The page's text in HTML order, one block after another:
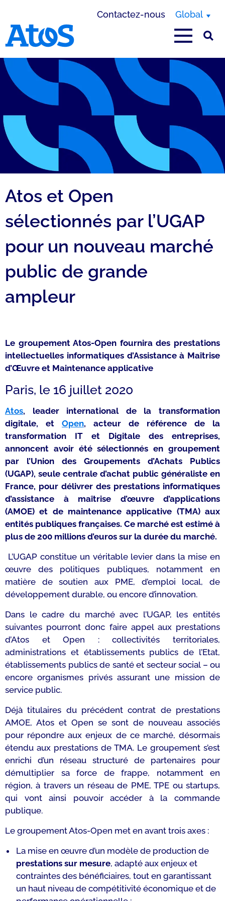
Contactez-nous Global
Atos et Open
sélectionnés par l’UGAP
pour un nouveau marché
public de grande
ampleur
Le groupement Atos-Open fournira des prestations
intellectuelles informatiques d’Assistance à Maîtrise
d’Œuvre et Maintenance applicative
Paris, le 16 juillet 2020
Atos, leader international de la transformation
digitale, et Open, acteur de référence de la
transformation IT et Digitale des entreprises,
annoncent avoir été sélectionnés en groupement
par l’Union des Groupements d’Achats Publics
(UGAP), seule centrale d’achat public généraliste en
France, pour délivrer des prestations informatiques
d’assistance à maîtrise d’œuvre d’applications
(AMOE) et de maintenance applicative (TMA) aux
entités publiques françaises. Ce marché est estimé à
plus de 200 millions d’euros sur la durée du marché.
L’UGAP constitue un véritable levier dans la mise en
œuvre des politiques publiques, notamment en
matière de soutien aux PME, d’emploi local, de
développement durable, ou encore d’innovation.
Dans le cadre du marché avec l’UGAP, les entités
suivantes pourront donc faire appel aux prestations
d’Atos et Open : collectivités territoriales,
administrations et établissements publics de l’Etat,
établissements publics de santé et secteur social – ou
encore organismes privés assurant une mission de
service public.
Déjà titulaires du précédent contrat de prestations
AMOE, Atos et Open se sont de nouveau associés
pour répondre aux enjeux de ce marché, désormais
étendu aux prestations de TMA. Le groupement s’est
enrichi d’un réseau structuré de partenaires pour
démultiplier sa force de frappe, notamment en
région, à travers un réseau de PME, TPE ou startups,
qui vont ainsi pouvoir accéder à la commande
publique.
Le groupement Atos-Open met en avant trois axes :
La mise en œuvre d’un modèle de production de
prestations sur mesure, adapté aux enjeux et
contraintes des bénéficiaires, tout en garantissant
un haut niveau de compétitivité économique et de